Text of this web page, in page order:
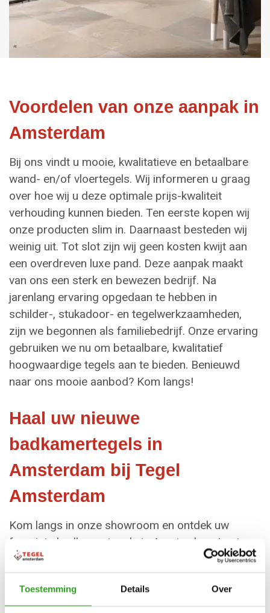
Toestemming Details Over
Voordelen van onze aanpak in
Amsterdam
Bij ons vindt u mooie, kwalitatieve en betaalbare
wand- en/of vloertegels. Wij informeren u graag
over hoe wij u deze optimale prijs-kwaliteit
verhouding kunnen bieden. Ten eerste kopen wij
onze producten slim in. Daarnaast besteden wij
weinig uit. Tot slot zijn wij geen kosten kwijt aan
een overdreven luxe pand. Deze aanpak maakt
van ons een sterk en bewezen bedrijf. Na
jarenlang ervaring opgedaan te hebben in
schilder-, stukadoor- en tegelwerkzaamheden,
zijn we begonnen als familiebedrijf. Onze ervaring
gebruiken we nu om betaalbare, kwalitatief
hoogwaardige tegels aan te bieden. Benieuwd
naar ons mooie aanbod? Kom langs!
Haal uw nieuwe
badkamertegels in
Amsterdam bij Tegel
Amsterdam
Kom langs in onze showroom en ontdek uw
favoriete badkamertegels in Amsterdam. Laat u
inspireren of vraag ons naar passend en
specialisten maken via020-8458833
of door te
mailen naarinfo@tegelamsterdam.nl